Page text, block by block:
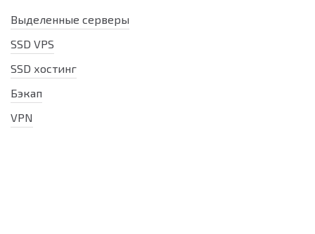
Выделенные серверы
SSD VPS
SSD хостинг
Бэкап
VPN